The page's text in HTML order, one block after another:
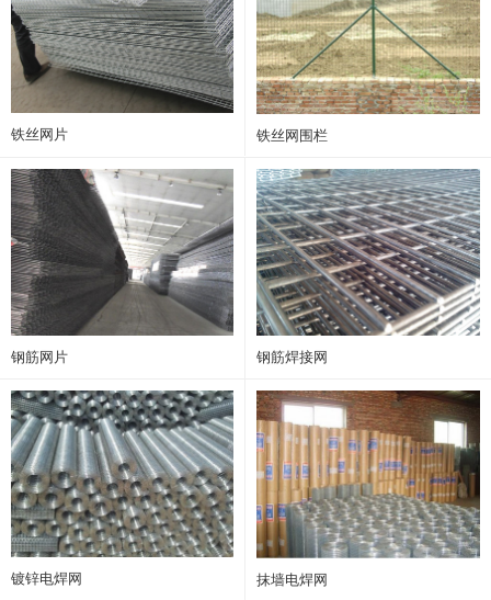
铁丝网片 铁丝网围栏
钢筋网片 钢筋焊接网
镀锌电焊网 抹墙电焊网